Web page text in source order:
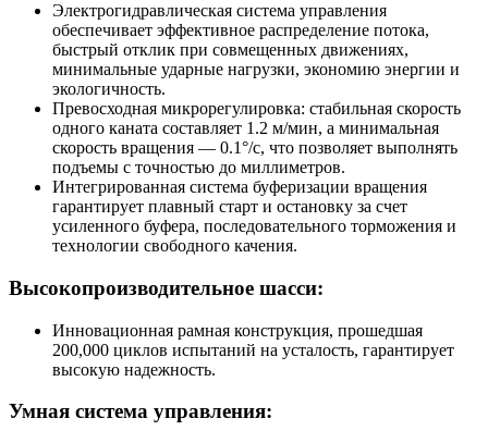
Электрогидравлическая система управления
обеспечивает эффективное распределение потока,
быстрый отклик при совмещенных движениях,
минимальные ударные нагрузки, экономию энергии и
экологичность.
Превосходная микрорегулировка: стабильная скорость
одного каната составляет 1.2 м/мин, а минимальная
скорость вращения — 0.1°/с, что позволяет выполнять
подъемы с точностью до миллиметров.
Интегрированная система буферизации вращения
гарантирует плавный старт и остановку за счет
усиленного буфера, последовательного торможения и
технологии свободного качения.
Высокопроизводительное шасси:
Инновационная рамная конструкция, прошедшая
200,000 циклов испытаний на усталость, гарантирует
высокую надежность.
Умная система управления: